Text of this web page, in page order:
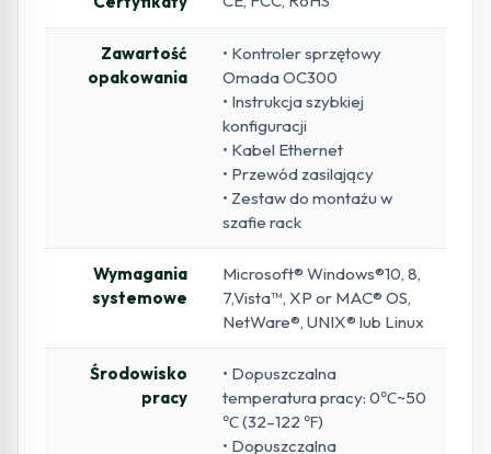
Zawartość
opakowania
• Kontroler sprzętowy
Omada OC300
• Instrukcja szybkiej
konfiguracji
• Kabel Ethernet
• Przewód zasilający
• Zestaw do montażu w
szafie rack
Wymagania
systemowe
Microsoft® Windows®10, 8,
7,Vista™, XP or MAC® OS,
NetWare®, UNIX® lub Linux
Środowisko
pracy
• Dopuszczalna
temperatura pracy: 0℃~50
℃ (32–122 ℉)
• Dopuszczalna